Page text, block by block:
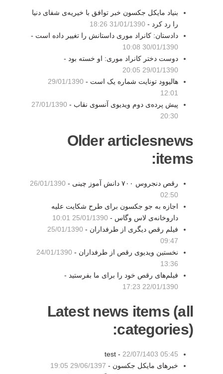
بنیاد مایکل جکسون خبر توافق با خیریه‌ی شفای دنیا
را رد کرد - 31/01/1390 18:26
دادستان: کانراد موری داستانش را تغییر داده است -
30/01/1390 10:08
دوست دختر کانراد موری: او خسته بود -
29/01/1390 20:05
هالیوود تونایت شماره یک است - 29/01/1390
12:01
پیش پرده‌ی دوم ویدیوی آنسوی نقاب - 27/01/1390
20:30
Older articlesnews
items:
رقص دنجروس ۷۰۰ دانش آموز چینی -
26/01/1390
02:50
اجازه به جو جکسون برای طرح شکایت علیه
داروخانه‌ی لاس وگاس - 25/01/1390 10:01
فیلم رقص دیگری از طرفداران - 25/01/1390
09:47
نخستین ویدیوی رقص از طرفداران - 24/01/1390
13:36
فیلم‌های رقص‌ خود را برای ما بفرستید -
22/01/1390 17:23
Latest news items (all
categories):
test - 22/07/1403 05:45
خبرهای مایکل جکسون - 29/06/1397 19:05